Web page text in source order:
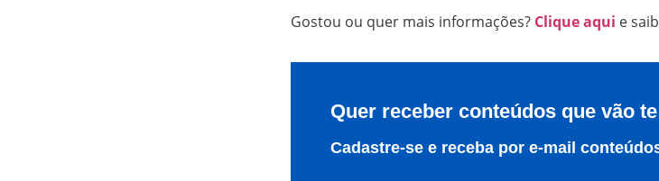
Gostou ou quer mais informações? Clique aqui e
Quer receber conteúdos que vão
Cadastre-se e receba por e-mail